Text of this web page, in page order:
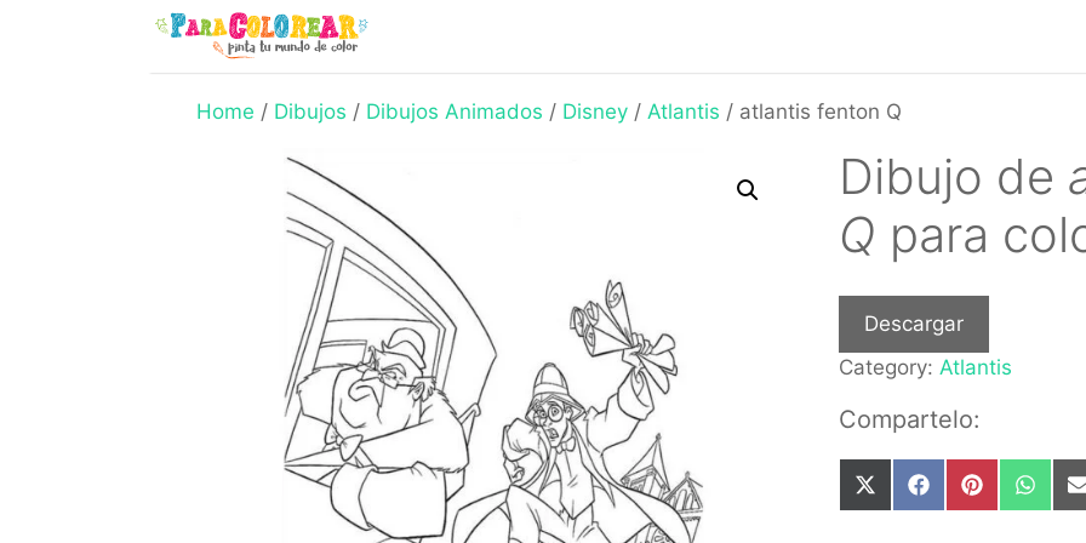
Home / Dibujos / Dibujos Animados / Disney / Atlantis / atlantis fenton Q
Dibujo de
Q para
Descargar
Category: Atlantis
Compartelo:
Share
on
Share
on
Share
on
Share
on